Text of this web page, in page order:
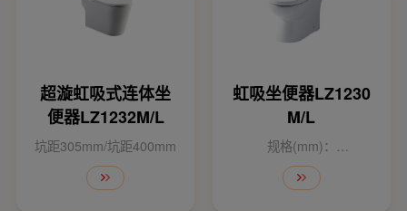
超漩虹吸式连体坐
便器LZ1232M/L
坑距305mm/坑距400mm
虹吸坐便器LZ1230
M/L
规格(mm)：
680×380×685